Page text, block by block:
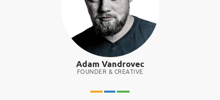
Adam Vandrovec
FOUNDER & CREATIVE